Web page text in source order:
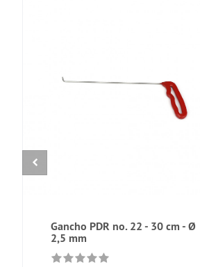
Gancho PDR no. 22 - 30 cm - Ø
2,5 mm